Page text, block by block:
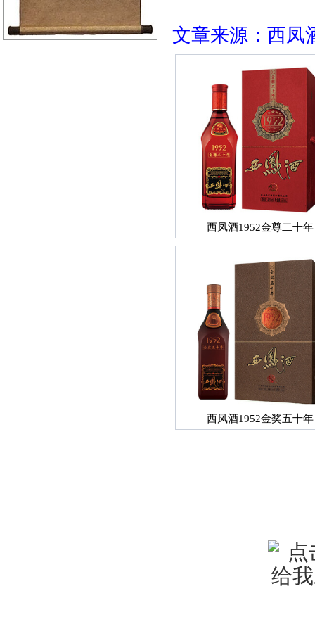
文章来源：西凤
西凤酒1952金尊二十年
西凤酒1952金奖五十年